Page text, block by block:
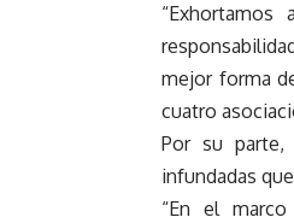
mejor forma
cuatro
Por su parte,
infundadas
“En el